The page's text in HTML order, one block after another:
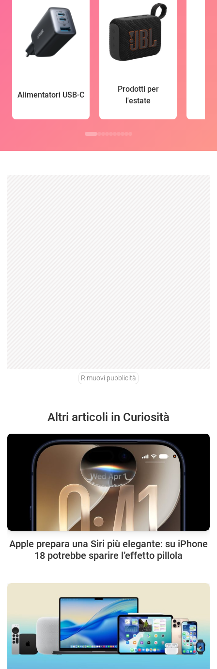
Alimentatori USB-C
Prodotti per
l'estate
Rimuovi pubblicità
Altri articoli in Curiosità
Apple prepara una Siri più elegante: su iPhone
18 potrebbe sparire l’effetto pillola